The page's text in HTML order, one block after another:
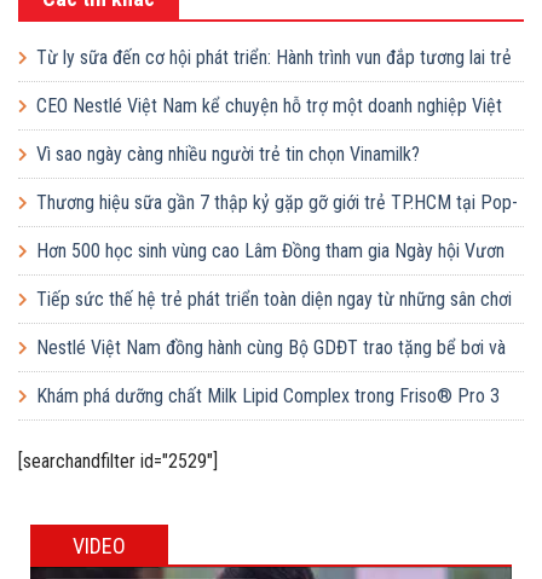
Từ ly sữa đến cơ hội phát triển: Hành trình vun đắp tương lai trẻ
em Việt của Vinamilk
CEO Nestlé Việt Nam kể chuyện hỗ trợ một doanh nghiệp Việt
tăng quy mô gấp 10 lần
Vì sao ngày càng nhiều người trẻ tin chọn Vinamilk?
Thương hiệu sữa gần 7 thập kỷ gặp gỡ giới trẻ TP.HCM tại Pop-
up ‘Thưởng vị hè’
Hơn 500 học sinh vùng cao Lâm Đồng tham gia Ngày hội Vươn
cao Việt Nam
Tiếp sức thế hệ trẻ phát triển toàn diện ngay từ những sân chơi
học đường
Nestlé Việt Nam đồng hành cùng Bộ GDĐT trao tặng bể bơi và
lớp dạy bơi mô hình điểm cho học sinh tại tỉnh Bắc Ninh
Khám phá dưỡng chất Milk Lipid Complex trong Friso® Pro 3
[searchandfilter id="2529"]
VIDEO